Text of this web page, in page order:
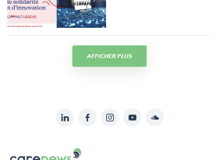
AFFICHER PLUS
LinkedInFacebookInstagramYouTubeSoundcloud
Carenews,